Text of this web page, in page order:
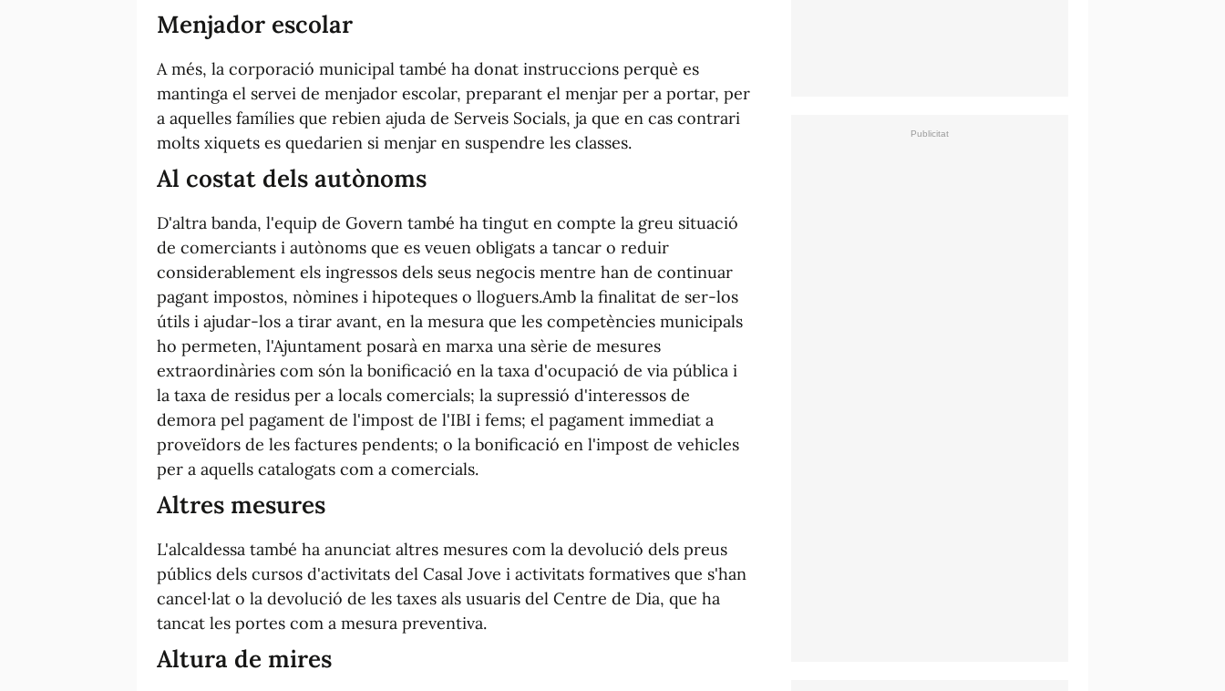
Menjador escolar
A més, la corporació municipal també ha donat instruccions perquè es
mantinga el servei de menjador escolar, preparant el menjar per a portar, per
a aquelles famílies que rebien ajuda de Serveis Socials, ja que en cas contrari
molts xiquets es quedarien si menjar en suspendre les classes.
Al costat dels autònoms
D'altra banda, l'equip de Govern també ha tingut en compte la greu situació
de comerciants i autònoms que es veuen obligats a tancar o reduir
considerablement els ingressos dels seus negocis mentre han de continuar
pagant impostos, nòmines i hipoteques o lloguers.Amb la finalitat de ser-los
útils i ajudar-los a tirar avant, en la mesura que les competències municipals
ho permeten, l'Ajuntament posarà en marxa una sèrie de mesures
extraordinàries com són la bonificació en la taxa d'ocupació de via pública i
la taxa de residus per a locals comercials; la supressió d'interessos de
demora pel pagament de l'impost de l'IBI i fems; el pagament immediat a
proveïdors de les factures pendents; o la bonificació en l'impost de vehicles
per a aquells catalogats com a comercials.
Altres mesures
L'alcaldessa també ha anunciat altres mesures com la devolució dels preus
públics dels cursos d'activitats del Casal Jove i activitats formatives que s'han
cancel·lat o la devolució de les taxes als usuaris del Centre de Dia, que ha
tancat les portes com a mesura preventiva.
Altura de mires